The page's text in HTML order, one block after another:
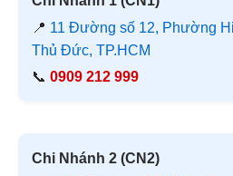
📍 11 Đường số 12, Phường
Thủ Đức, TP.HCM
📞 0909 212 999
Chi Nhánh 2 (CN2)